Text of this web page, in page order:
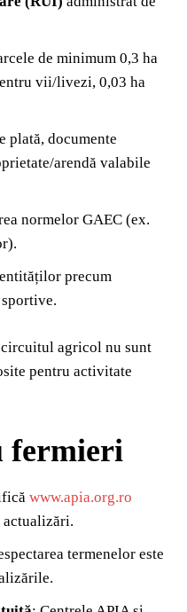
de minimum 0,3 ha
vii/livezi, 0,03 ha
plată, documente
arendă valabile
normelor GAEC (ex.
precum
agricol nu sunt
pentru activitate
fermieri
www.apia.org.ro
termenelor este